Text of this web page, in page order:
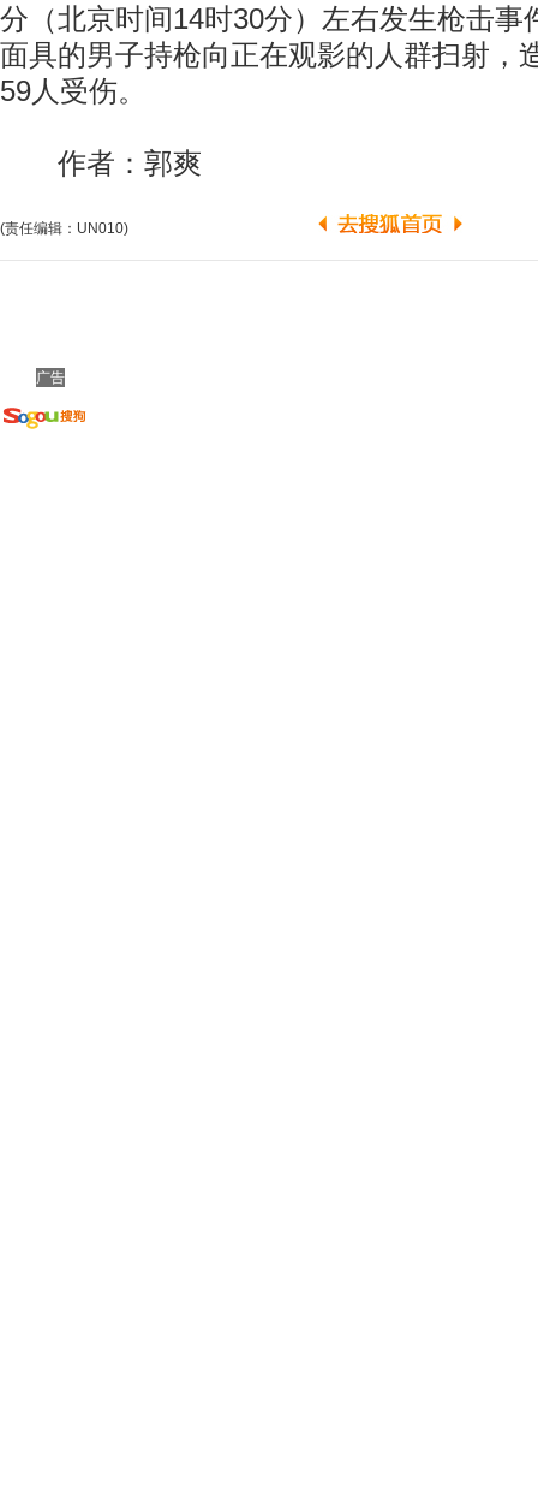
分（北京时间14时30分）左右发生枪击事
面具的男子持枪向正在观影的人群扫射，
59人受伤。
作者：郭爽
(责任编辑：UN010)
广告